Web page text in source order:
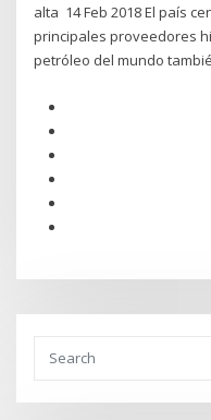
alta 14 Feb 2018 El país
principales proveedores
petróleo del mundo